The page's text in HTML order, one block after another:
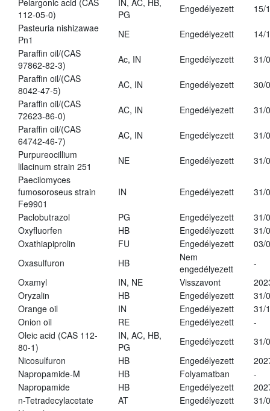
Pelargonic acid (CAS
112-05-0)
IN, AC, HB,
PG
Engedélyezett
15/
Pasteuria nishizawae
Pn1
NE Engedélyezett
14/
Paraffin oil/(CAS
97862-82-3)
Ac, IN Engedélyezett
31/
Paraffin oil/(CAS
8042-47-5)
AC, IN Engedélyezett
30/
Paraffin oil/(CAS
72623-86-0)
AC, IN Engedélyezett
31/
Paraffin oil/(CAS
64742-46-7)
AC, IN Engedélyezett
31/
Purpureocillium
lilacinum strain 251
NE Engedélyezett
31/
Paecilomyces
fumosoroseus strain
Fe9901
IN Engedélyezett 31/
Paclobutrazol PG Engedélyezett
31/
Oxyfluorfen
HB Engedélyezett
31/
Oxathiapiprolin
FU Engedélyezett
03/
Oxasulfuron
HB
Nem
engedélyezett
-
Oxamyl
IN, NE Visszavont
Oryzalin
HB Engedélyezett
31/
Orange oil
IN Engedélyezett
31/
Onion oil
RE Engedélyezett
-
Oleic acid (CAS 112-
80-1)
IN, AC, HB,
PG
Engedélyezett
31/
Nicosulfuron
HB Engedélyezett
Napropamide-M
HB Folyamatban
-
Napropamide
HB Engedélyezett
n-Tetradecylacetate
AT Engedélyezett
31/